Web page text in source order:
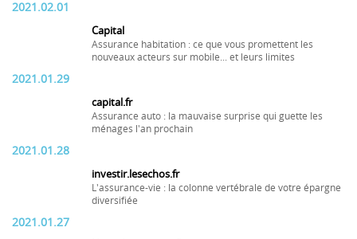
2021.02.01
Capital
Assurance habitation : ce que vous promettent les
nouveaux acteurs sur mobile... et leurs limites
2021.01.29
capital.fr
Assurance auto : la mauvaise surprise qui guette les
ménages l'an prochain
2021.01.28
investir.lesechos.fr
L'assurance-vie : la colonne vertébrale de votre épargne
diversifiée
2021.01.27